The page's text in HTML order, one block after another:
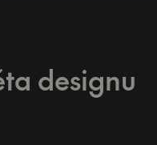
designu